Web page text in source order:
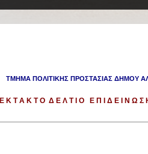
TMHMA ΠΟΛΙΤΙΚΗΣ ΠΡΟΣΤΑΣΙΑΣ ΔΗΜΟΥ
Ε Κ Τ Α Κ Τ Ο Δ Ε Λ Τ Ι Ο Ε Π Ι Δ Ε Ι Ν Ω Σ